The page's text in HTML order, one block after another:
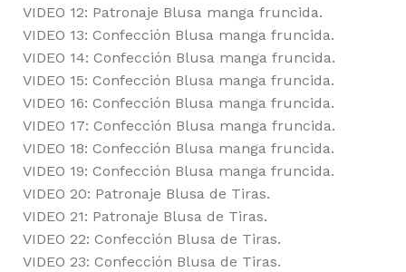
VIDEO 12: Patronaje Blusa manga fruncida.
VIDEO 13: Confección Blusa manga fruncida.
VIDEO 14: Confección Blusa manga fruncida.
VIDEO 15: Confección Blusa manga fruncida.
VIDEO 16: Confección Blusa manga fruncida.
VIDEO 17: Confección Blusa manga fruncida.
VIDEO 18: Confección Blusa manga fruncida.
VIDEO 19: Confección Blusa manga fruncida.
VIDEO 20: Patronaje Blusa de Tiras.
VIDEO 21: Patronaje Blusa de Tiras.
VIDEO 22: Confección Blusa de Tiras.
VIDEO 23: Confección Blusa de Tiras.